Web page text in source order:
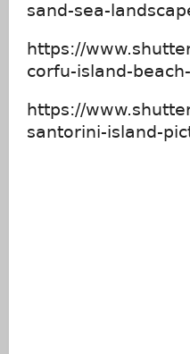
sand-sea-
https://
corfu-island-
https://
santorini-island-